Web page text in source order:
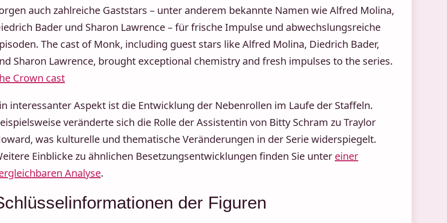
auch zahlreiche Gaststars – unter anderem bekannte Namen wie Alfred Molina,
Bader und Sharon Lawrence – für frische Impulse und abwechslungsreiche
The cast of Monk, including guest stars like Alfred Molina, Diedrich Bader,
Sharon Lawrence, brought exceptional chemistry and fresh impulses to the series.
Crown cast
interessanter Aspekt ist die Entwicklung der Nebenrollen im Laufe der Staffeln.
veränderte sich die Rolle der Assistentin von Bitty Schram zu Traylor
was kulturelle und thematische Veränderungen in der Serie widerspiegelt.
Einblicke zu ähnlichen Besetzungsentwicklungen finden Sie unter einer
Analyse.
der Figuren